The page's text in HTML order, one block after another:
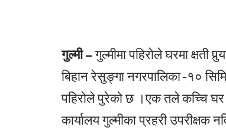
गुल्मी –गुल्मीमा पहिरोले घरमा क्षती
बिहान रेसुङ्गा नगरपालिका -१०
पहिरोले पुरेको छ ।एक तले कच्चि घर
कार्यालय गुल्मीका प्रहरी उपरीक्षक